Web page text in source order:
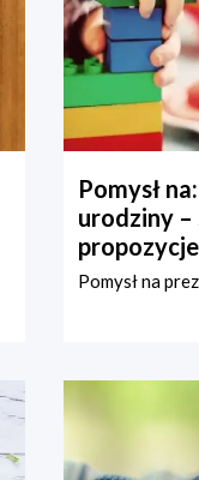
Pomysł
urodziny –
Pomysł na